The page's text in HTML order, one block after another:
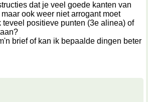
dat je veel goede kanten van
ook weer niet arrogant moet
teveel positieve punten (3e alinea) of
brief of kan ik bepaalde dingen beter